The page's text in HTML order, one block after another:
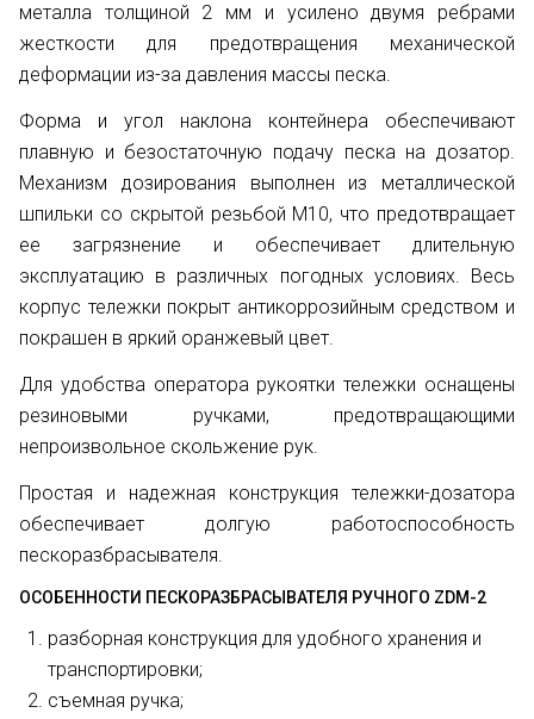
металла толщиной 2 мм и усилено двумя ребрами
жесткости для предотвращения механической
деформации из-за давления массы песка.
Форма и угол наклона контейнера обеспечивают
плавную и безостаточную подачу песка на дозатор.
Механизм дозирования выполнен из металлической
шпильки со скрытой резьбой М10, что предотвращает
ее загрязнение и обеспечивает длительную
эксплуатацию в различных погодных условиях. Весь
корпус тележки покрыт антикоррозийным средством и
покрашен в яркий оранжевый цвет.
Для удобства оператора рукоятки тележки оснащены
резиновыми ручками, предотвращающими
непроизвольное скольжение рук.
Простая и надежная конструкция тележки-дозатора
обеспечивает долгую работоспособность
пескоразбрасывателя.
ОСОБЕННОСТИ ПЕСКОРАЗБРАСЫВАТЕЛЯ РУЧНОГО ZDM-2
разборная конструкция для удобного хранения и
транспортировки;
съемная ручка;